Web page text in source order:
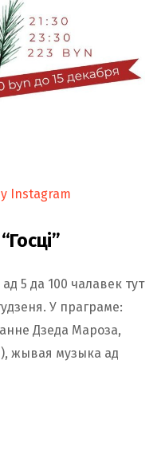
Instagram
5 да 100 чалавек тут
У праграме:
Дзеда Мароза,
жывая музыка ад